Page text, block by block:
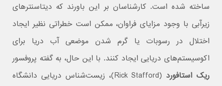
ساخته شده است. کارشناسان بر این باورند که دیتاسنترهای
زیرآبی با وجود مزایای فراوان، ممکن است خطراتی نظیر ایجاد
اختلال در رسوبات یا گرم شدن موضعی آب دریا برای
اکوسیستم‌های دریایی ایجاد کنند. با این حال، به گفته پروفسور
ریک استافورد
(Rick Stafford)، زیست‌شناس دریایی دانشگاه